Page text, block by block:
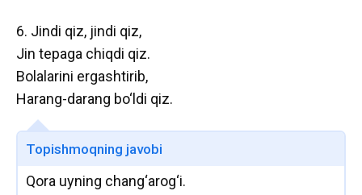
6. Jindi qiz, jindi qiz,
Jin tepaga chiqdi qiz.
Bolalarini ergashtirib,
Harang-darang bo‘ldi qiz.
Topishmoqning javobi
Qora uyning chang‘arog‘i.